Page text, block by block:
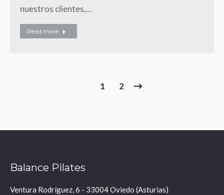
nuestros clientes,…
Read more
1 2
Balance Pilates
Ventura Rodríguez, 6 - 33004 Oviedo (Asturias)